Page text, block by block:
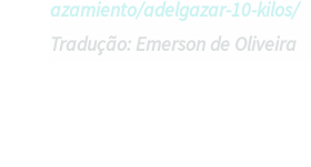
azamiento/adelgazar-10-kilos/
Tradução: Emerson de Oliveira